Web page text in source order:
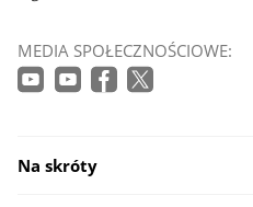
MEDIA SPOŁECZNOŚCIOWE:
Na skróty